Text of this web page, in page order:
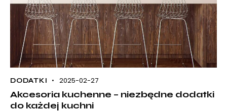
DODATKI 2025-02-27
Akcesoria kuchenne – niezbędne dodatki
do każdej kuchni